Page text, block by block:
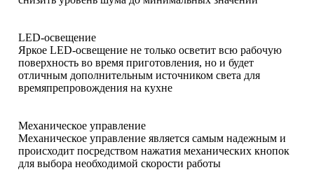
LED-освещение
Яркое LED-освещение не только осветит всю рабочую
поверхность во время приготовления, но и будет
отличным дополнительным источником света для
времяпрепровождения на кухне
Механическое управление
Механическое управление является самым надежным и
происходит посредством нажатия механических кнопок
для выбора необходимой скорости работы